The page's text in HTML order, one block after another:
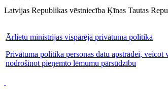
Latvijas Republikas vēstniecība Ķīnas Tautas
Ārlietu ministrijas vispārējā privātuma politika
Privātuma politika personas datu apstrādei,
nodrošinot pieņemto lēmumu pārsūdzību